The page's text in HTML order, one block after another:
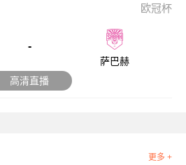
欧冠杯
-
萨巴赫
高清直播
更多 +